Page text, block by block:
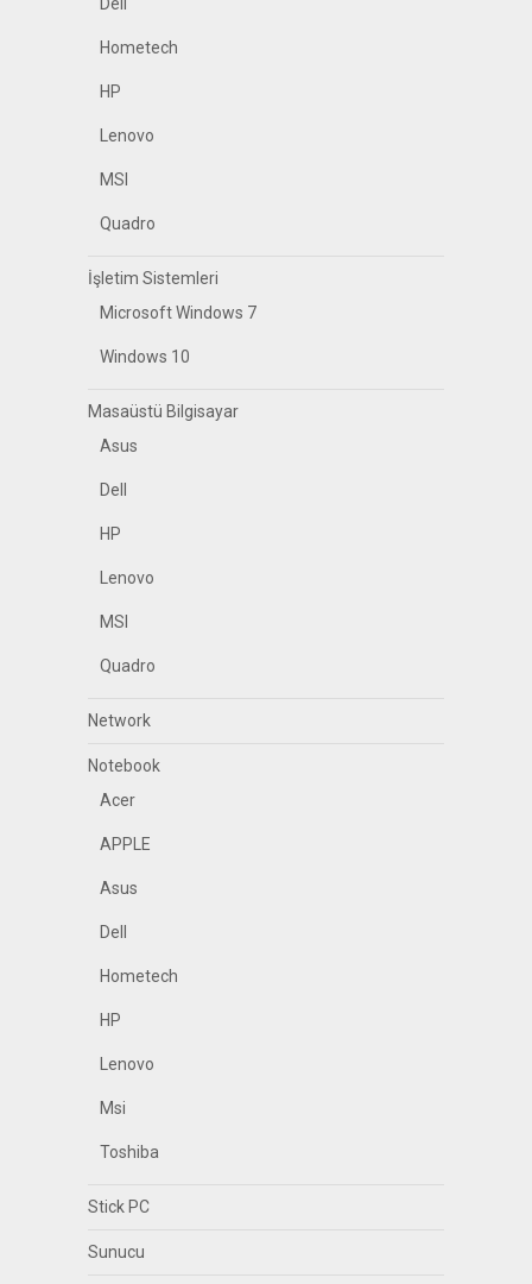
Hometech
HP
Lenovo
MSI
Quadro
İşletim Sistemleri
Microsoft Windows 7
Windows 10
Masaüstü Bilgisayar
Asus
Dell
HP
Lenovo
MSI
Quadro
Network
Notebook
Acer
APPLE
Asus
Dell
Hometech
HP
Lenovo
Msi
Toshiba
Stick PC
Sunucu